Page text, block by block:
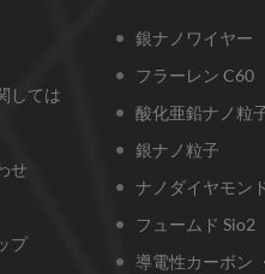
しては
せ
プ
銀ナノワイヤー
フラーレン C60
酸化亜鉛ナノ粒
銀ナノ粒子
ナノダイヤモン
フュームド Sio2
導電性カーボン